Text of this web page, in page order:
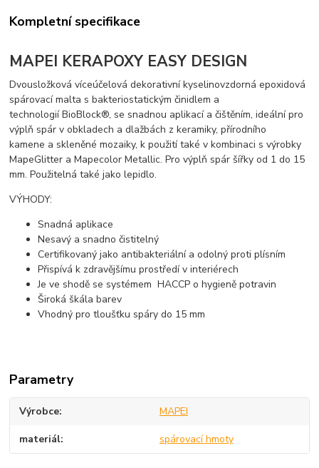
Kompletní specifikace
MAPEI KERAPOXY EASY DESIGN
Dvousložková víceúčelová dekorativní kyselinovzdorná epoxidová
spárovací malta s bakteriostatickým činidlem a
technologií BioBlock®, se snadnou aplikací a čištěním, ideální pro
výplň spár v obkladech a dlažbách z keramiky, přírodního
kamene a skleněné mozaiky, k použití také v kombinaci s výrobky
MapeGlitter a Mapecolor Metallic. Pro výplň spár šířky od 1 do 15
mm. Použitelná také jako lepidlo.
VÝHODY:
Snadná aplikace
Nesavý a snadno čistitelný
Certifikovaný jako antibakteriální a odolný proti plísním
Přispívá k zdravějšímu prostředí v interiérech
Je ve shodě se systémem HACCP o hygieně potravin
Široká škála barev
Vhodný pro tloušťku spáry do 15 mm
Parametry
Výrobce MAPEI
materiál spárovací hmoty